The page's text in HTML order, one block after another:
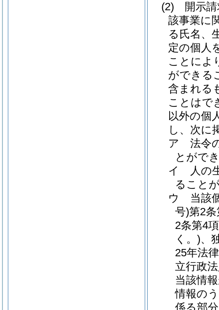
(2)
開示
該事業に
る氏名、
定の個人
ことによ
ができる
含まれる
ことはで
以外の個
し、次に
ア
法令
とがで
イ
人の
ること
ウ
当該
号)第2
2条第4
く。)、
25年法
立行政
当該情
情報の
係る部分